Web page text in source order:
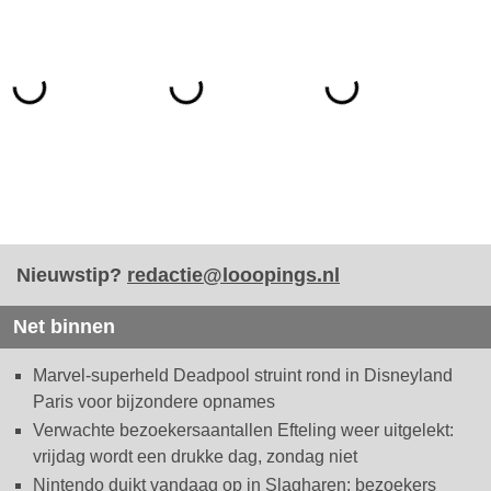
Nieuwstip? redactie@looopings.nl
Net binnen
Marvel-superheld Deadpool struint rond in Disneyland
Paris voor bijzondere opnames
Verwachte bezoekersaantallen Efteling weer uitgelekt:
vrijdag wordt een drukke dag, zondag niet
Nintendo duikt vandaag op in Slagharen: bezoekers